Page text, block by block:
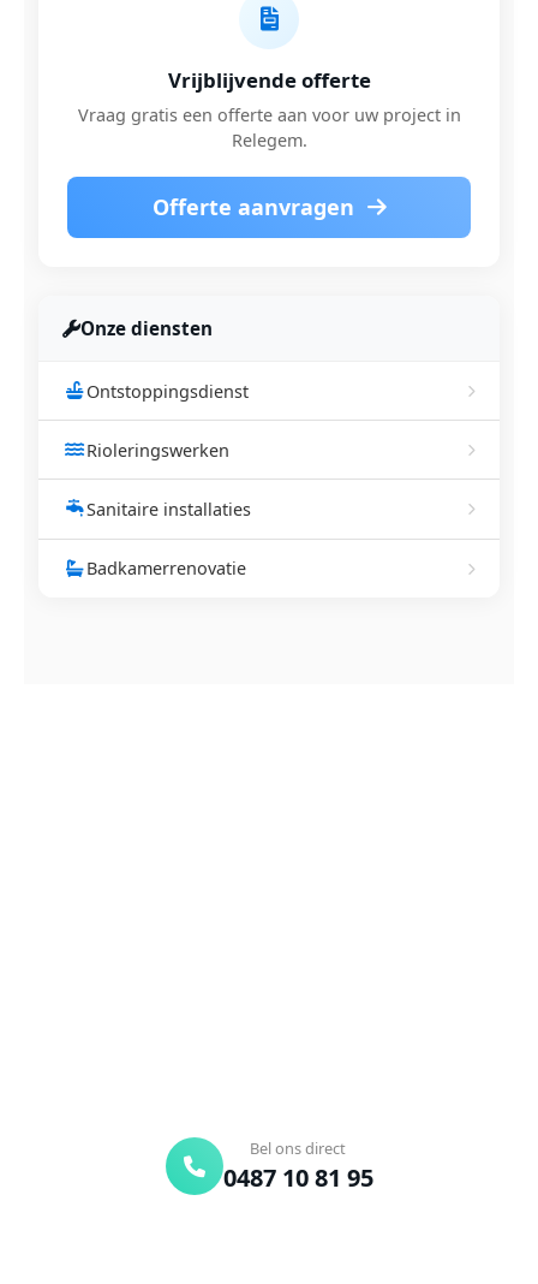
Vrijblijvende offerte
Vraag gratis een offerte aan voor uw project in
Relegem.
Offerte aanvragen
Onze diensten
Ontstoppingsdienst
Rioleringswerken
Sanitaire installaties
Badkamerrenovatie
Bel ons direct
0487 10 81 95